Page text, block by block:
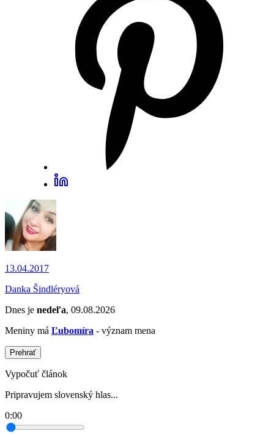
13.04.2017
Danka Šindléryová
Dnes je nedeľa, 09.08.2026
Meniny má Ľubomíra - význam mena
Prehrať
Vypočuť článok
Pripravujem slovenský hlas...
0:00